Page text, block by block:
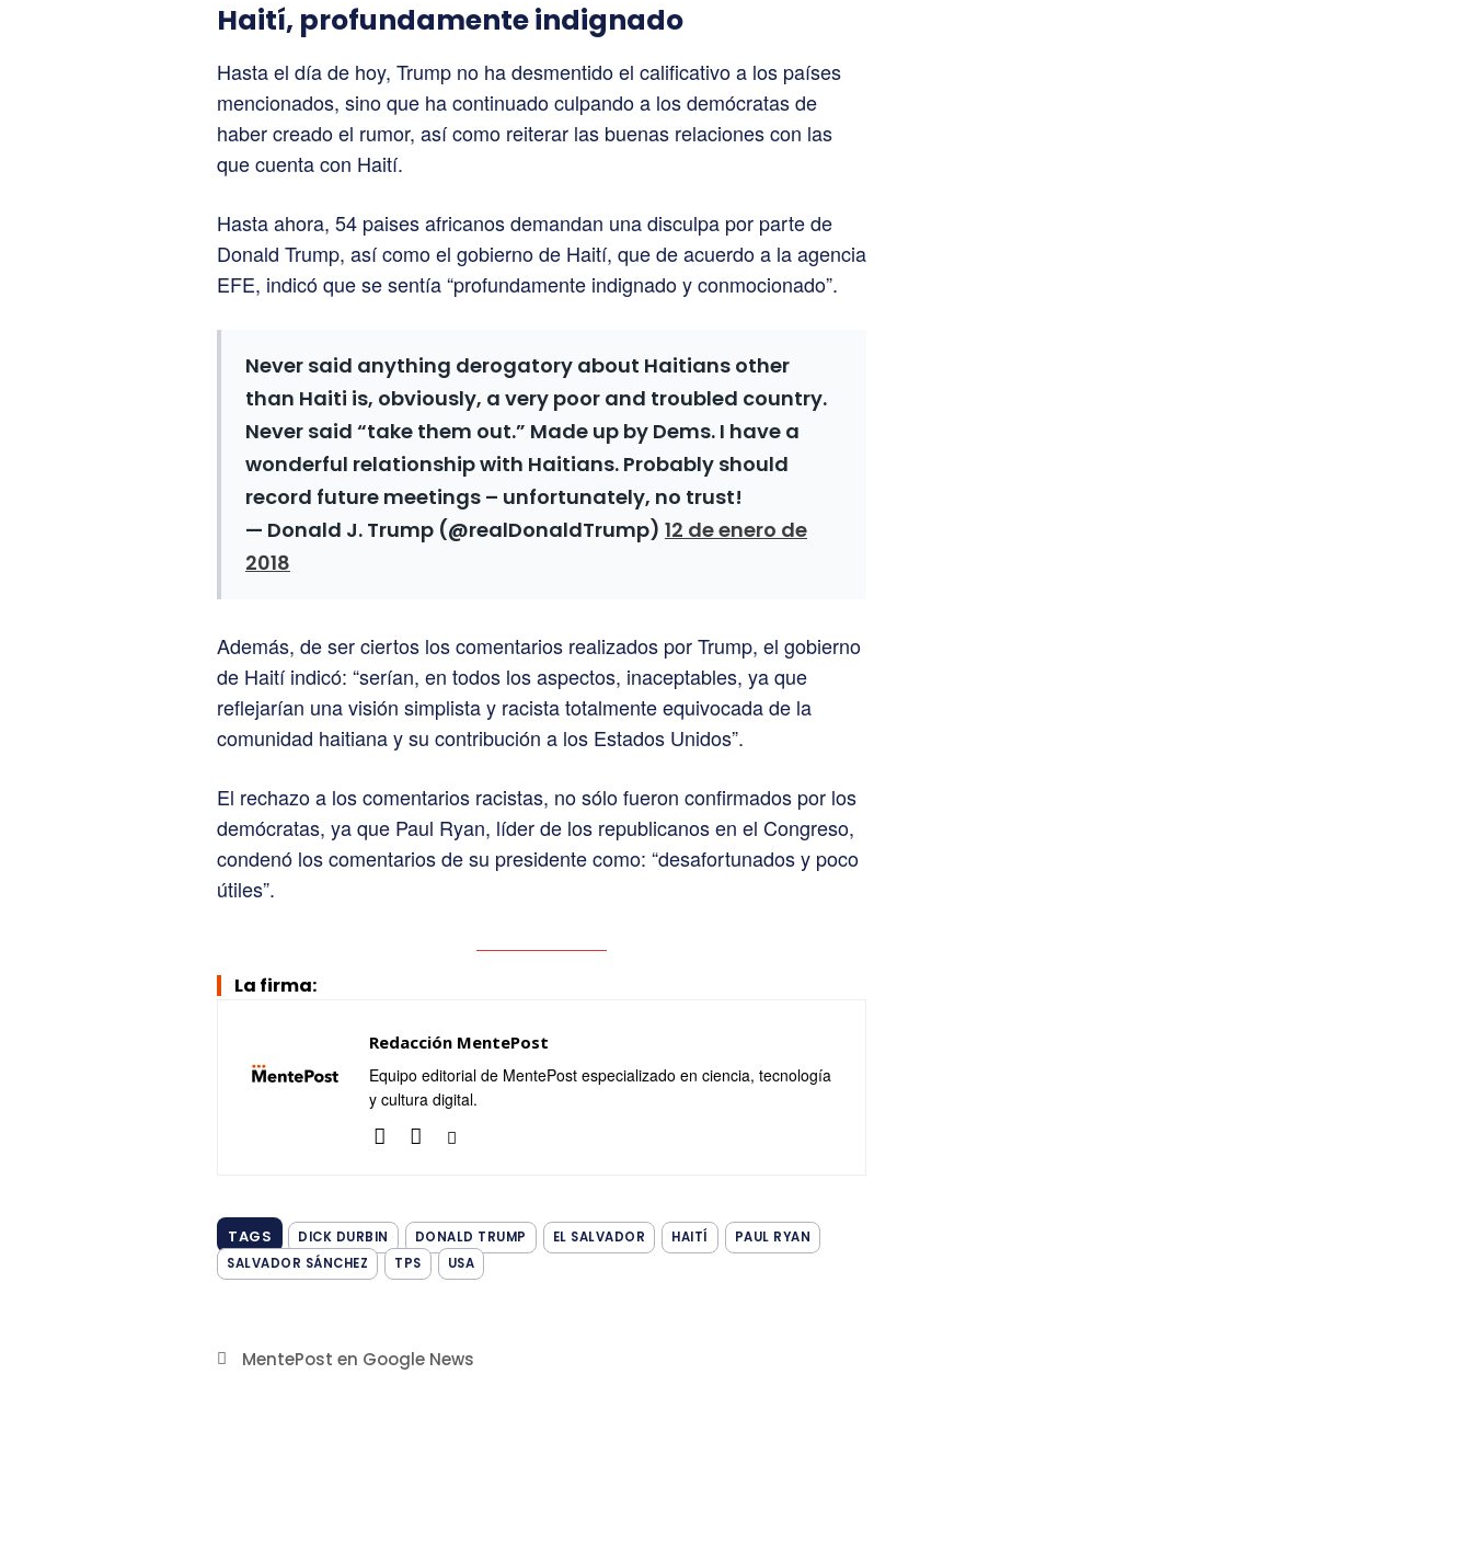
Haití, profundamente indignado
Hasta el día de hoy, Trump no ha desmentido el calificativo a los países
mencionados, sino que ha continuado culpando a los demócratas de
haber creado el rumor, así como reiterar las buenas relaciones con las
que cuenta con Haití.
Hasta ahora, 54 paises africanos demandan una disculpa por parte de
Donald Trump, así como el gobierno de Haití, que de acuerdo a la agencia
EFE, indicó que se sentía “profundamente indignado y conmocionado”.
Never said anything derogatory about Haitians other
than Haiti is, obviously, a very poor and troubled country.
Never said “take them out.” Made up by Dems. I have a
wonderful relationship with Haitians. Probably should
record future meetings – unfortunately, no trust!
— Donald J. Trump (@realDonaldTrump) 12 de enero de
2018
Además, de ser ciertos los comentarios realizados por Trump, el gobierno
de Haití indicó: “serían, en todos los aspectos, inaceptables, ya que
reflejarían una visión simplista y racista totalmente equivocada de la
comunidad haitiana y su contribución a los Estados Unidos”.
El rechazo a los comentarios racistas, no sólo fueron confirmados por los
demócratas, ya que Paul Ryan, líder de los republicanos en el Congreso,
condenó los comentarios de su presidente como: “desafortunados y poco
útiles”.
La firma:
Redacción MentePost
Equipo editorial de MentePost especializado en ciencia, tecnología
y cultura digital.
TAGS DICK DURBIN DONALD TRUMP EL SALVADOR HAITÍ
PAUL RYAN
SALVADOR SÁNCHEZ
TPS USA
MentePost en Google News